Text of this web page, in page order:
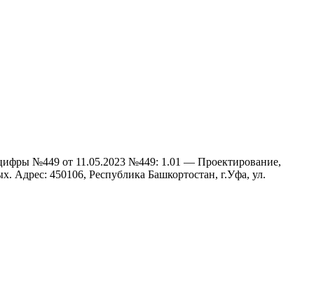
№449 от 11.05.2023 №449: 1.01 — Проектирование,
Адрес: 450106, Республика Башкортостан, г.Уфа, ул.